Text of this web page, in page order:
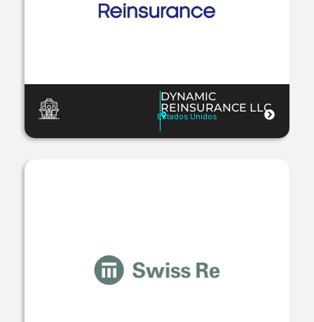
DYNAMIC
REINSURANCE LLC
Estados Unidos